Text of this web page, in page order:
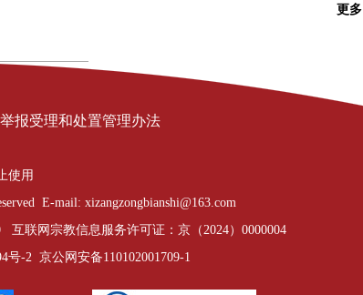
更多
报受理和处置管理办法
使用
E-mail: xizangzongbianshi@163.com
联网宗教信息服务许可证：京（2024）0000004
号-2京公网安备110102001709-1